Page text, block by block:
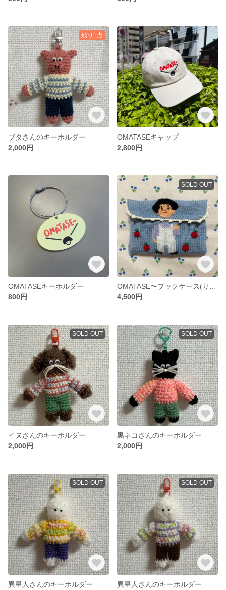
残り1点
ブタさんのキーホルダー
2,000円
OMATASEキャップ
2,800円
OMATASEキーホルダー
800円
SOLD OUT
4,500円
SOLD OUT
イヌさんのキーホルダー
2,000円
SOLD OUT
黒ネコさんのキーホルダー
2,000円
SOLD OUT
異星人さんのキーホルダー
SOLD OUT
異星人さんのキーホルダー